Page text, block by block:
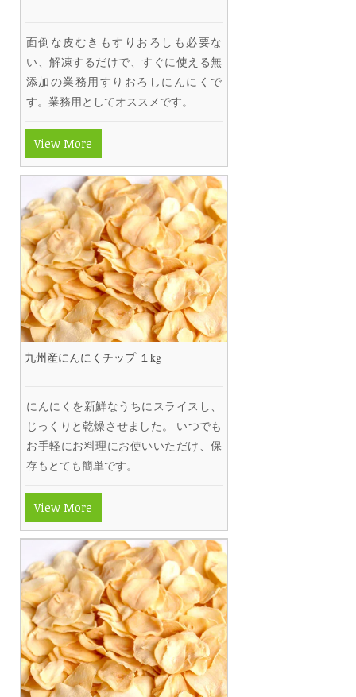
面倒な皮むきもすりおろしも必要な
い、解凍するだけで、すぐに使える無
添加の業務用すりおろしにんにくで
す。業務用としてオススメです。
View More
九州産にんにくチップ １kg
にんにくを新鮮なうちにスライスし、
じっくりと乾燥させました。 いつでも
お手軽にお料理にお使いいただけ、保
存もとても簡単です。
View More